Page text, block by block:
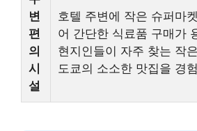
변
편
의
시
설
호텔 주변에 작은 슈퍼마
어 간단한 식료품 구매가
현지인들이 자주 찾는 작
도쿄의 소소한 맛집을 경